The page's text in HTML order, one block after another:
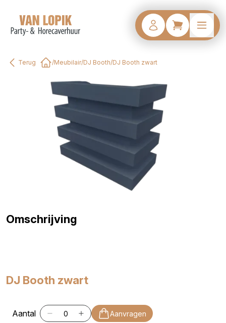
Terug
/Meubilair/DJ Booth/DJ Booth zwart
Omschrijving
DJ Booth zwart
Aantal Aanvragen